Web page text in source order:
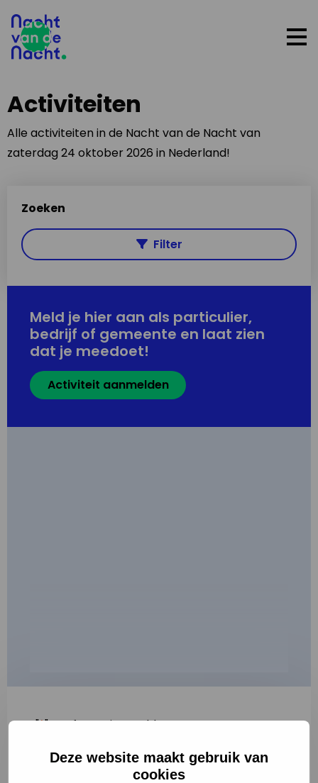
Deze website maakt gebruik van
cookies
Activiteiten
Alle activiteiten in de Nacht van de Nacht van
zaterdag 24 oktober 2026 in Nederland!
Zoeken
Filter
Meld je hier aan als particulier,
bedrijf of gemeente en laat zien
dat je meedoet!
Activiteit aanmelden
"*" geeft vereiste velden aan
2